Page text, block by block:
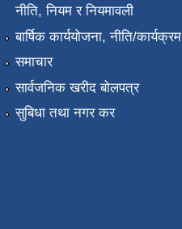
नीति, नियम र नियमावली
बार्षिक कार्ययोजना, नीति/कार्यक्रम
समाचार
सार्वजनिक खरीद बोलपत्र
सुबिधा तथा नगर कर